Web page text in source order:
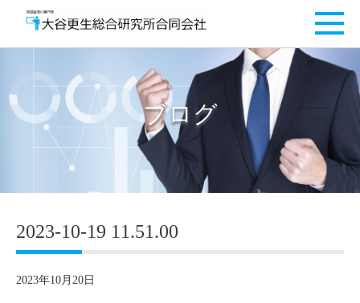
ブログ
2023-10-19 11.51.00
2023年10月20日